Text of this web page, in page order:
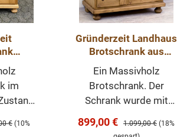
im
Preis:
€ (10%
Gründerzeit Landhaus
Brotschrank aus
Weichholz
Ein Massivholz
Brotschrank. Der
Schrank wurde mit
und aufpoliert. Der
Verkaufspreis:
899,00 € Regulärer Preis:
1.099,00 € (18%